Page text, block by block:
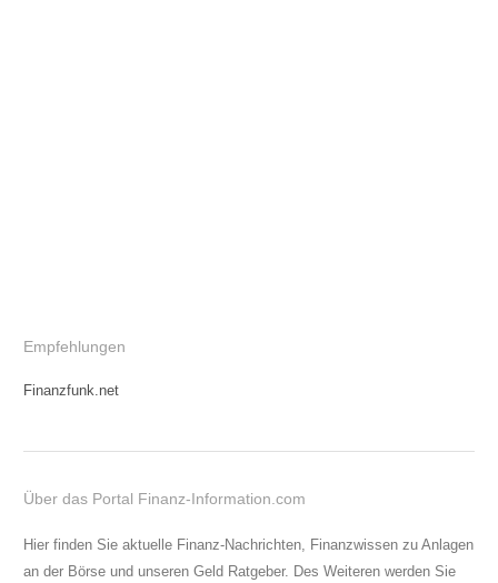
Empfehlungen
Finanzfunk.net
Über das Portal Finanz-Information.com
Hier finden Sie aktuelle Finanz-Nachrichten, Finanzwissen zu Anlagen
an der Börse und unseren Geld Ratgeber. Des Weiteren werden Sie